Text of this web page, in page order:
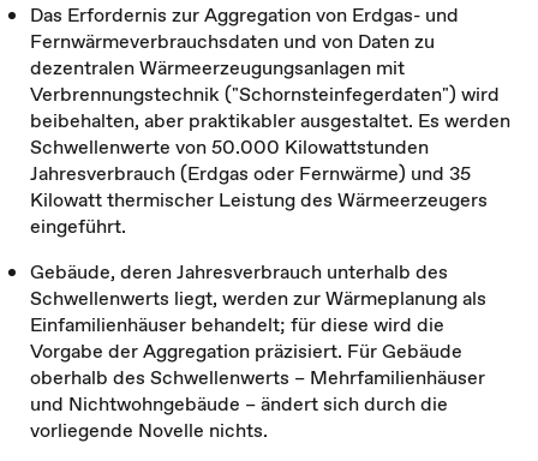
Das Erfordernis zur Aggregation von Erdgas- und
Fernwärmeverbrauchsdaten und von Daten zu
dezentralen Wärmeerzeugungsanlagen mit
Verbrennungstechnik ("Schornsteinfegerdaten") wird
beibehalten, aber praktikabler ausgestaltet. Es werden
Schwellenwerte von 50.000 Kilowattstunden
Jahresverbrauch (Erdgas oder Fernwärme) und 35
Kilowatt thermischer Leistung des Wärmeerzeugers
eingeführt.
Gebäude, deren Jahresverbrauch unterhalb des
Schwellenwerts liegt, werden zur Wärmeplanung als
Einfamilienhäuser behandelt; für diese wird die
Vorgabe der Aggregation präzisiert. Für Gebäude
oberhalb des Schwellenwerts – Mehrfamilienhäuser
und Nichtwohngebäude – ändert sich durch die
vorliegende Novelle nichts.